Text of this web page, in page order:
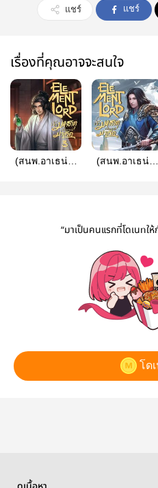
แชร์ แชร์
เรื่องที่คุณอาจจะสนใจ
(สนพ.อาเธน่า)
(สนพ.อาเธน่า)
“มาเป็นคนแรกที่โดเนทใ
โด